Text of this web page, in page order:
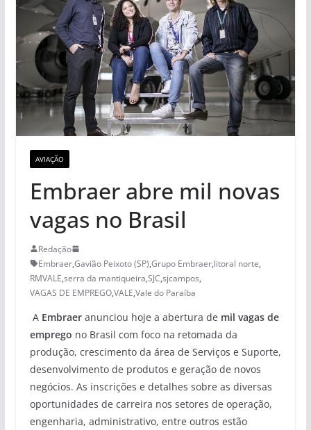
AVIAÇÃO
Embraer abre mil novas
vagas no Brasil
Redação
Embraer,Gavião Peixoto (SP),Grupo Embraer,litoral norte,
RMVALE,serra da mantiqueira,SJC,sjcampos,
VAGAS DE EMPREGO,VALE,Vale do Paraíba
A Embraeranunciou hoje a abertura de mil vagas de
emprego no Brasil com foco na retomada da
produção, crescimento da área de Serviços e Suporte,
desenvolvimento de produtos e geração de novos
negócios. As inscrições e detalhes sobre as diversas
oportunidades de carreira nos setores de operação,
engenharia, administrativo, entre outros estão